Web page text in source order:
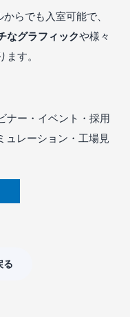
らでも入室可能で、
なグラフィックや様々
ます。
ナー・イベント・採用
ュレーション・工場見
る